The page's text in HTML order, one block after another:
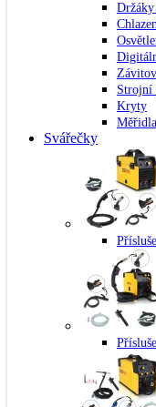
Strojní
Kryty
Měřidla
Svářečky